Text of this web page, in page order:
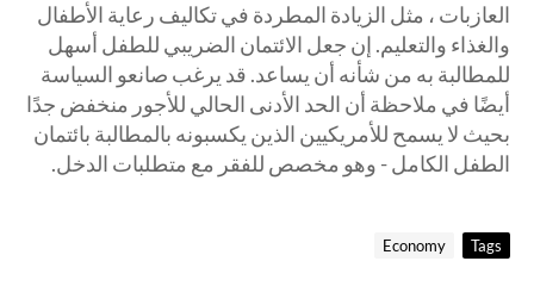
العازبات ، مثل الزيادة المطردة في تكاليف رعاية الأطفال
والغذاء والتعليم. إن جعل الائتمان الضريبي للطفل أسهل
للمطالبة به من شأنه أن يساعد. قد يرغب صانعو السياسة
أيضًا في ملاحظة أن الحد الأدنى الحالي للأجور منخفض جدًا
بحيث لا يسمح للأمريكيين الذين يكسبونه بالمطالبة بائتمان
الطفل الكامل - وهو مخصص للفقر مع متطلبات الدخل.
Tags
Economy